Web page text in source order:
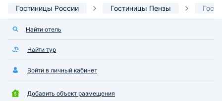
Гостиницы России Гостиницы Пензы
Найти отель
Найти тур
Войти в личный кабинет
Добавить объект размещения